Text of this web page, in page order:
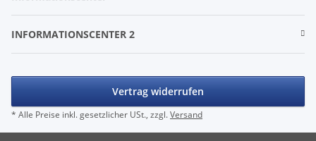
INFORMATIONSCENTER 2
Vertrag widerrufen
* Alle Preise inkl. gesetzlicher USt., zzgl.Versand